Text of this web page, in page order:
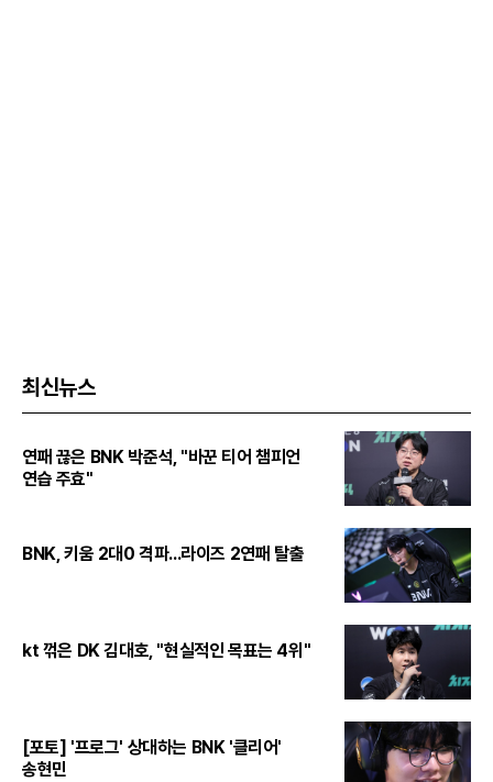
최신뉴스
연패 끊은 BNK 박준석, "바꾼 티어 챔피언
연습 주효"
BNK, 키움 2대0 격파...라이즈 2연패 탈출
kt 꺾은 DK 김대호, "현실적인 목표는 4위"
[포토] '프로그' 상대하는 BNK '클리어'
송현민